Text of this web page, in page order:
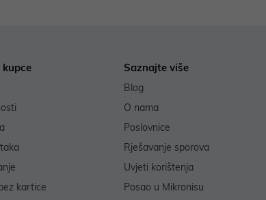
kartice
Saznajte više
Blog
O nama
Poslovnice
Rješavanje sporova
Uvjeti korištenja
Posao u Mikronisu